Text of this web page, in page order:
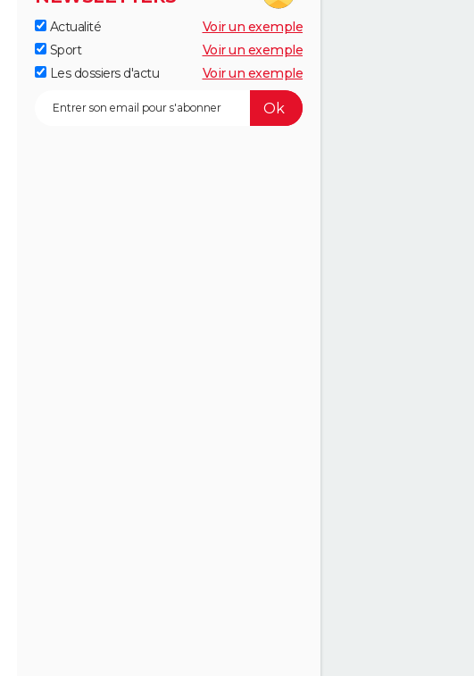
Actualité
Voir un exemple
Sport
Voir un exemple
Les dossiers d'actu
Voir un exemple